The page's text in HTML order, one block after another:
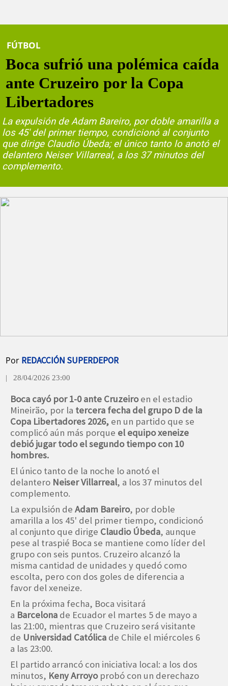
FÚTBOL
Boca sufrió una polémica caída
ante Cruzeiro por la Copa
Libertadores
La expulsión de Adam Bareiro, por doble amarilla a
los 45' del primer tiempo, condicionó al conjunto
que dirige Claudio Úbeda; el único tanto lo anotó el
delantero Neiser Villarreal, a los 37 minutos del
complemento.
Por REDACCIÓN SUPERDEPOR
| 28/04/2026 23:00
Boca cayó por 1-0 ante Cruzeiroen el estadio
Mineirão, por la tercera fecha del grupo D de la
Copa Libertadores 2026, en un partido que se
complicó aún más porque el equipo xeneize
debió jugar todo el segundo tiempo con 10
hombres.
El único tanto de la noche lo anotó el
delantero Neiser Villarreal, a los 37 minutos del
complemento.
La expulsión de Adam Bareiro, por doble
amarilla a los 45' del primer tiempo, condicionó
al conjunto que dirige Claudio Úbeda, aunque
pese al traspié Boca se mantiene como líder del
grupo con seis puntos. Cruzeiro alcanzó la
misma cantidad de unidades y quedó como
escolta, pero con dos goles de diferencia a
favor del xeneize.
En la próxima fecha, Boca visitará
a Barcelona de Ecuador el martes 5 de mayo a
las 21:00, mientras que Cruzeiro será visitante
de Universidad Católica de Chile el miércoles 6
a las 23:00.
El partido arrancó con iniciativa local: a los dos
minutos, Keny Arroyoprobó con un derechazo